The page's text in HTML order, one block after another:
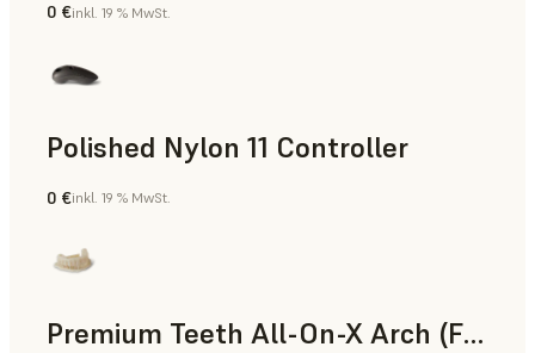
SLS-Pulver
0 €inkl. 19 % MwSt.
Polished Nylon 11 Controller
SLS-Pulver
0 €inkl. 19 % MwSt.
Premium Teeth All-On-X Arch (Form 4)